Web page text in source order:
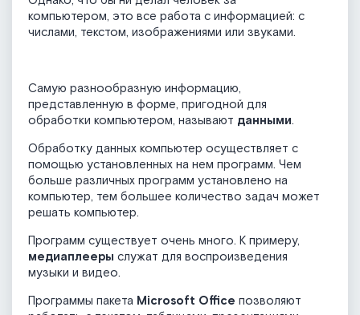
компьютером, это все работа с информацией: с
числами, текстом, изображениями или звуками.
Самую разнообразную информацию,
представленную в форме, пригодной для
обработки компьютером, называют данными.
Обработку данных компьютер осуществляет с
помощью установленных на нем программ. Чем
больше различных программ установлено на
компьютер, тем большее количество задач может
решать компьютер.
Программ существует очень много. К примеру,
медиаплееры служат для воспроизведения
музыки и видео.
Программы пакета Microsoft Office позволяют